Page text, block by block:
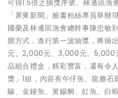
可得1.5倍之抽獎序號。林邊區漁
「屏東新聞」臉書粉絲專頁舉辦
國榮及林邊區漁會總幹事陳忠敏
開方式，進行第一波抽獎，將抽
元、2,000元、3,000元、5,000
品組合禮盒，精彩豐富，還有令
獎」1組，內容有午仔魚、龍膽
驂、金鐘魚、黃錫鯛、紅魚、白